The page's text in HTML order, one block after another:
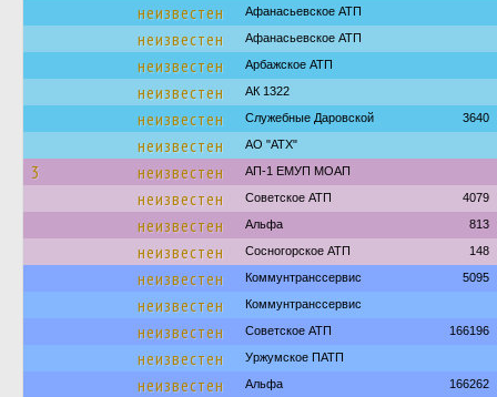
неизвестен Афанасьевское АТП
неизвестен Афанасьевское АТП
неизвестен Арбажское АТП
неизвестен АК 1322
неизвестен Служебные Даровской 3640
неизвестен АО "АТХ"
3 неизвестен АП-1 ЕМУП МОАП
неизвестен Советское АТП 4079
неизвестен Альфа 813
неизвестен Сосногорское АТП 148
неизвестен Коммунтранссервис 5095
неизвестен Коммунтранссервис
неизвестен Советское АТП 166196
неизвестен Уржумское ПАТП
неизвестен Альфа 166262